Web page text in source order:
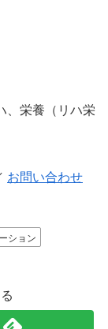
、栄養（リハ栄
お問い合わせ
ション